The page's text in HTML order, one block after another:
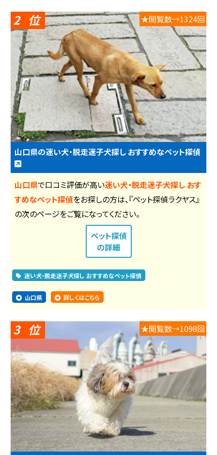
2 ★閲覧数→1324回
山口県の迷い犬・脱走迷子犬探し おすすめなペット探偵
山口県で口コミ評価が高い迷い犬・脱走迷子犬探し おす
すめなペット探偵をお探しの方は、『ペット探偵ラクヤス』
の次のページをご覧になってください。
ペット探偵
の詳細
迷い犬・脱走迷子犬探し おすすめなペット探偵
山口県 詳しくはこちら
3 ★閲覧数→1098回